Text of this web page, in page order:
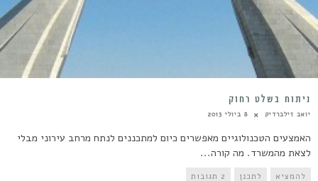
ניתוח בשלט רחוק
יואב זילברדיק 8 ביולי 2013
האמצעים הטכנולוגיים מאפשרים כיום למתכננים לנתח מרחב עירוני מבלי
לצאת מהמשרד. מה קורה...
להמציא לתכנן 2 תגובות